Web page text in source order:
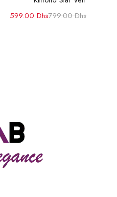
799.00Dhs
599.00 Dhs